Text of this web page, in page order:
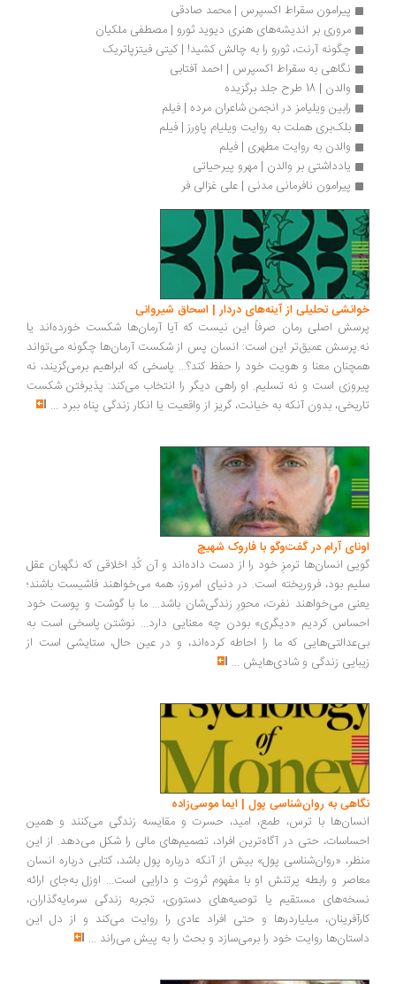
پیرامون سقراط اکسپرس | محمد صادقی
مروری بر اندیشه‌های هنری دیوید ثورو | مصطفی ملکیان
چگونه آرنت، ثورو را به چالش کشید! | کیتی فیتزپاتریک
نگاهی به سقراط اکسپرس | احمد آفتابی
والدن | 18 طرح جلد برگزیده
رابین ویلیامز در انجمن شاعران مرده | فیلم
بلک‌بری هملت به روایت ویلیام پاورز | فیلم
والدن به روایت مطهری | فیلم
یادداشتی بر والدن | مهرو پیرحیاتی
پیرامون نافرمانی مدنی | علی غزالی فر
خوانشی تحلیلی از آینه‌های دردار | اسحاق شیروانی
پرسش اصلی رمان صرفاً این نیست که آیا آرمان‌ها شکست خورده‌اند یا
نه.پرسش عمیق‌تر این است: انسان پس از شکست آرمان‌ها چگونه می‌تواند
همچنان معنا و هویت خود را حفظ کند؟... پاسخی که ابراهیم برمی‌گزیند، نه
پیروزی است و نه تسلیم. او راهی دیگر را انتخاب می‌کند: پذیرفتن شکست
تاریخی، بدون آنکه به خیانت، گریز از واقعیت یا انکار زندگی پناه ببرد ...
اونای آرام در گفت‌وگو با فاروک شهیچ‭
گویی انسان‌ها ترمزِ خود را از دست داده‌اند و آن کُدِ اخلاقی که نگهبان عقل
سلیم بود، فروریخته است. در دنیای امروز، همه می‌خواهند فاشیست باشند؛
یعنی می‌خواهند نفرت، محورِ زندگی‌شان باشد... ما با گوشت و پوست خود
احساس کردیم «دیگری» بودن چه معنایی دارد... نوشتن پاسخی است به
بی‌عدالتی‌هایی که ما را احاطه کرده‌اند، و در عین حال، ستایشی است از
زیبایی زندگی و شادی‌هایش ...
نگاهی به روان‌شناسی پول | ایما موسی‌زاده
انسان‌ها با ترس، طمع، امید، حسرت و مقایسه زندگی می‌کنند و همین
احساسات، حتی در آگاه‌ترین افراد، تصمیم‌های مالی را شکل می‌دهد. از این
منظر، «روان‌شناسی پول» بیش از آنکه درباره پول باشد، کتابی درباره انسان
معاصر و رابطه پرتنش او با مفهوم ثروت و دارایی است... اوزل به‌جای ارائه
نسخه‌های مستقیم یا توصیه‌های دستوری، تجربه زندگی سرمایه‌گذاران،
کارآفرینان، میلیاردرها و حتی افراد عادی را روایت می‌کند و از دل این
داستان‌ها روایت خود را برمی‌سازد و بحث را به پیش می‌راند ...